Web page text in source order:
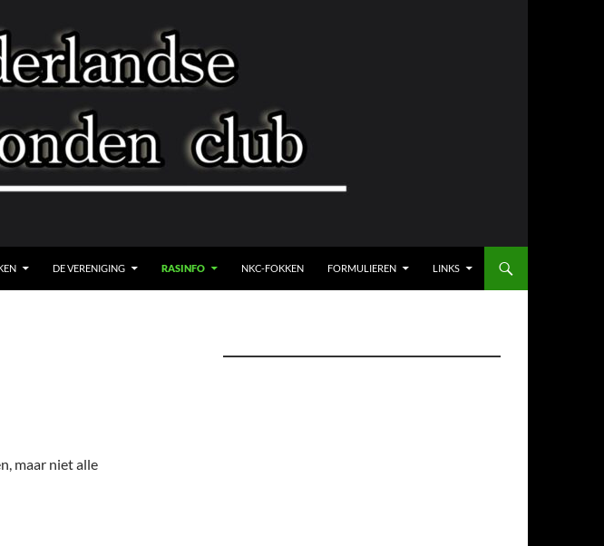
DE VERENIGING RASINFO NKC-FOKKEN FORMULIEREN LINKS
maar niet alle